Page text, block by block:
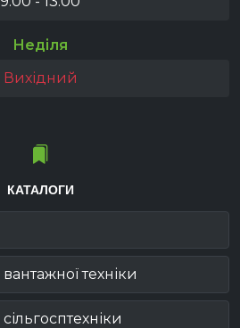
Неділя
Вихідний
КАТАЛОГИ
техніки